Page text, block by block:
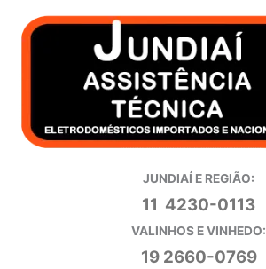
para
JUNDIAÍ E REGIÃO:
11 4230-0113
VALINHOS E VINHEDO:
19 2660-0769